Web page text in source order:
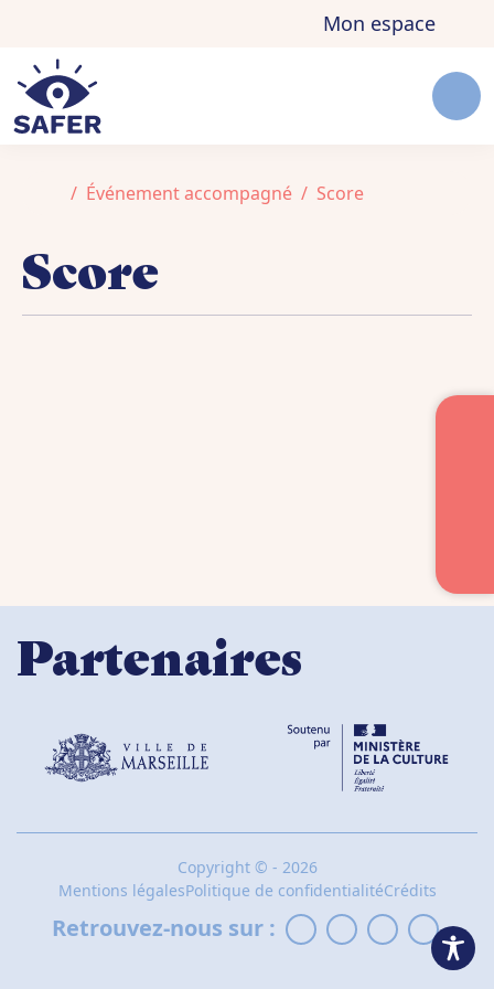
Mon espace
Accueil
Événement accompagné Score
Score
Partenaires
Copyright © - 2026
Mentions légalesPolitique de confidentialitéCrédits
Retrouvez-nous sur :